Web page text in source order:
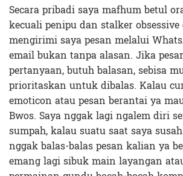
Secara pribadi saya mafhum betul
kecuali penipu dan stalker
mengirimi saya pesan melalui
email bukan tanpa alasan. Jika
pertanyaan, butuh balasan, sebisa
prioritaskan untuk dibalas. Kalau
emoticon atau pesan berantai ya
Bwos. Saya nggak lagi ngalem diri
sumpah, kalau suatu saat saya
nggak balas-balas pesan kalian ya
emang lagi sibuk main layangan